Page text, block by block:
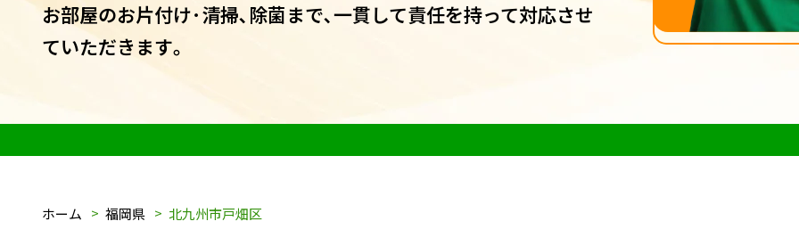
お部屋のお片付け･清掃､除菌まで､一貫して責任を持って対応させ
ていただきます｡
ホーム 福岡県 北九州市戸畑区